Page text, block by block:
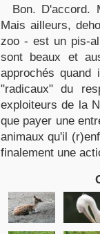
Bon. D'accord.
Mais ailleurs,
zoo - est un pis-
sont beaux et
approchés
"radicaux" du
exploiteurs de la
que payer une
animaux qu'il
finalement une